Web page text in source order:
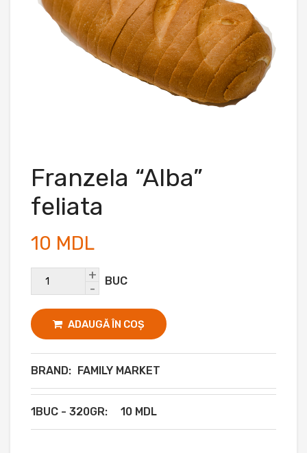
Franzela “Alba”
feliata
10 MDL
+
-
BUC
ADAUGĂ ÎN COȘ
BRAND: FAMILY MARKET
1BUC - 320GR: 10 MDL